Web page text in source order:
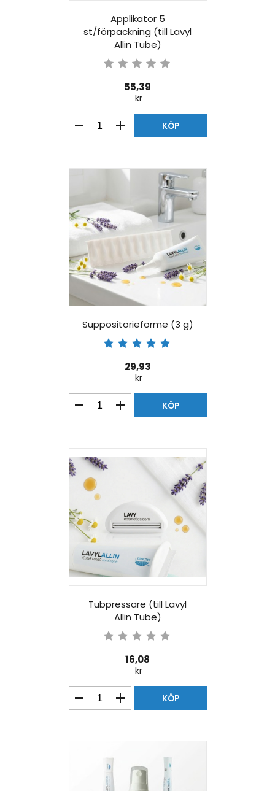
Applikator 5
st/förpackning (till Lavyl
Allin Tube)
55,39
kr
KÖP
Suppositorieforme (3 g)
29,93
kr
KÖP
Tubpressare (till Lavyl
Allin Tube)
16,08
kr
KÖP